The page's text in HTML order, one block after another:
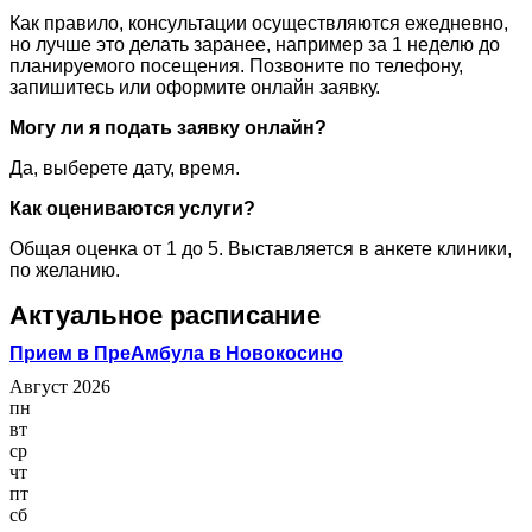
Как правило, консультации осуществляются ежедневно,
но лучше это делать заранее, например за 1 неделю до
планируемого посещения. Позвоните по телефону,
запишитесь или оформите онлайн заявку.
Могу ли я подать заявку онлайн?
Да, выберете дату, время.
Как оцениваются услуги?
Общая оценка от 1 до 5. Выставляется в анкете клиники,
по желанию.
Актуальное расписание
Прием в ПреАмбула в Новокосино
Август 2026
пн
вт
ср
чт
пт
сб